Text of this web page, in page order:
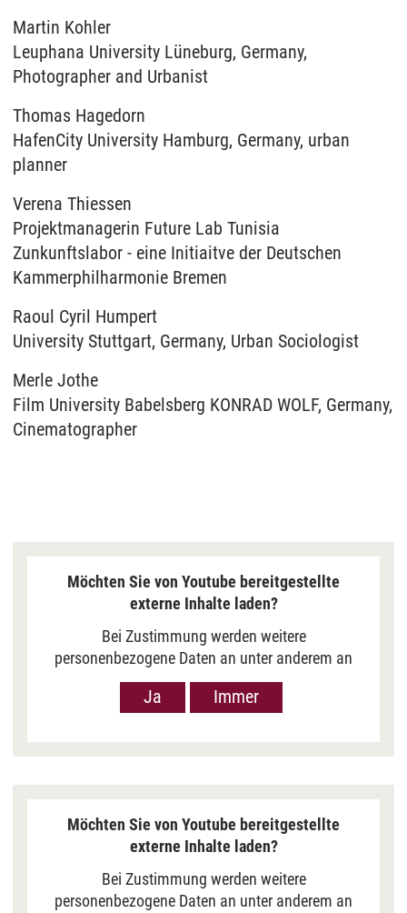
Martin Kohler
Leuphana University Lüneburg, Germany,
Photographer and Urbanist
Thomas Hagedorn
HafenCity University Hamburg, Germany, urban
planner
Verena Thiessen
Projektmanagerin Future Lab Tunisia
Zunkunftslabor - eine Initiaitve der Deutschen
Kammerphilharmonie Bremen
Raoul Cyril Humpert
University Stuttgart, Germany, Urban Sociologist
Merle Jothe
Film University Babelsberg KONRAD WOLF, Germany,
Cinematographer
Möchten Sie von Youtube bereitgestellte
externe Inhalte laden?
Bei Zustimmung werden weitere
personenbezogene Daten an unter anderem an
Google in den USA übermittelt, um Ihnen Youtube-
Videos anzuzeigen. Der Europäische Gerichtshof
an EU-Standards, jedoch als unzureichend
dass Ihre Daten dann durch US-Behörden
erfolgt die Weitergabe nur für die Anzeige dieses
Videos. Bei Klick auf „Immer“ erfolgt die
Weitergabe generell bei Anzeige von Youtube-
Videos auf unserer Seite. Nähere Informationen
Ja Immer
Möchten Sie von Youtube bereitgestellte
externe Inhalte laden?
Bei Zustimmung werden weitere
personenbezogene Daten an unter anderem an